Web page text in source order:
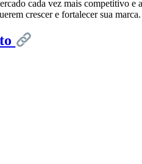
cada vez mais competitivo e
crescer e fortalecer sua